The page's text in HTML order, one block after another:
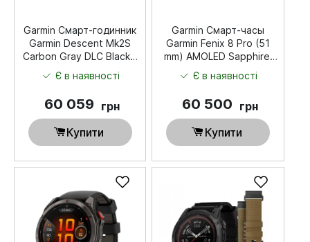
Garmin Смарт-годинник
Garmin Descent Mk2S
Carbon Gray DLC Black з
чорним силіконовим
ремінцем
Є в наявності
60 059 грн
Купити
Garmin Смарт-часы
Garmin Fenix ​​8 Pro (51
mm) AMOLED Sapphire,
титан с графитово-
черным силиконовым
Є в наявності
60 500 грн
Купити